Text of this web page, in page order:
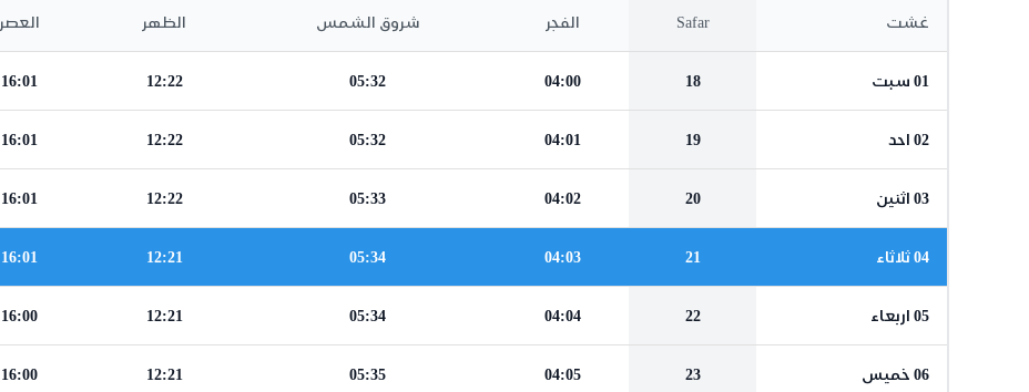
غشت Safar الفجر شروق الشمس الظهر العصر
01 سبت 18
04:00
05:32
12:22
16:01
02 احد 19
04:01
05:32
12:22
16:01
03 اثنين 20
04:02
05:33
12:22
16:01
04 ثلاثاء 21
04:03
05:34
12:21
16:01
05 اربعاء 22
04:04
05:34
12:21
16:00
06 خميس 23
04:05
05:35
12:21
16:00